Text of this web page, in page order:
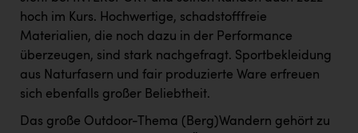
Maximarkt
Oldtimer Raststationen und Motorhotels
Österreichischer Kachelofenverband
hoch im Kurs. Hochwertige, schadstofffreie
Materialien, die noch dazu in der Performance
überzeugen, sind stark nachgefragt. Sportbekleidung
aus Naturfasern und fair produzierte Ware erfreuen
sich ebenfalls großer Beliebtheit.
Das große Outdoor-Thema (Berg)Wandern gehört zu